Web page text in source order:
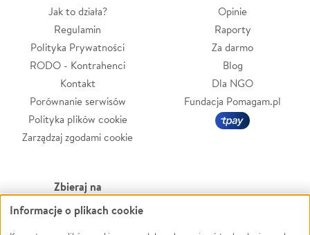
Jak to działa?
Regulamin
Polityka Prywatności
RODO - Kontrahenci
Kontakt
Porównanie serwisów
Polityka plików cookie
Zarządzaj zgodami cookie
Opinie
Raporty
Za darmo
Blog
Dla NGO
Fundacja Pomagam.pl
Zbieraj na
Leczenie
Informacje o plikach cookie